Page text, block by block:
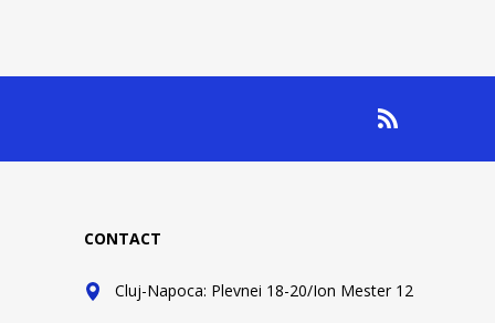
CONTACT
Cluj-Napoca: Plevnei 18-20/Ion Mester 12